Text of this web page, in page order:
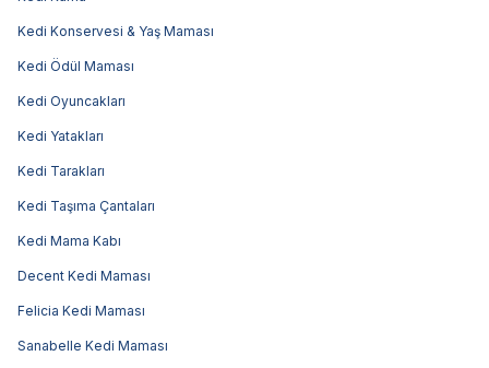
Kedi Konservesi & Yaş Maması
Kedi Ödül Maması
Kedi Oyuncakları
Kedi Yatakları
Kedi Tarakları
Kedi Taşıma Çantaları
Kedi Mama Kabı
Decent Kedi Maması
Felicia Kedi Maması
Sanabelle Kedi Maması